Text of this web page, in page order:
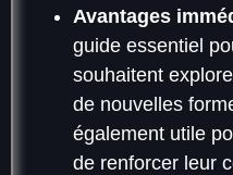
Avantages
guide essentiel
souhaitent
de nouvelles
également utile
de renforcer leur